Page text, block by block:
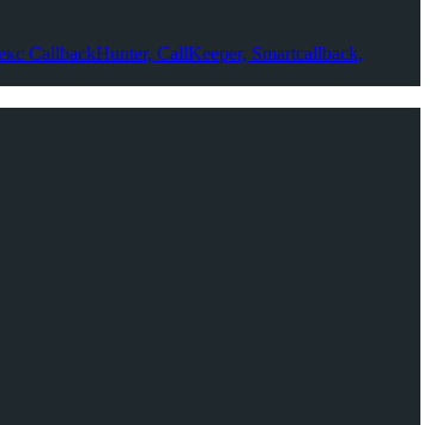
CallbackHunter, CallKeeper, Smartcallback,